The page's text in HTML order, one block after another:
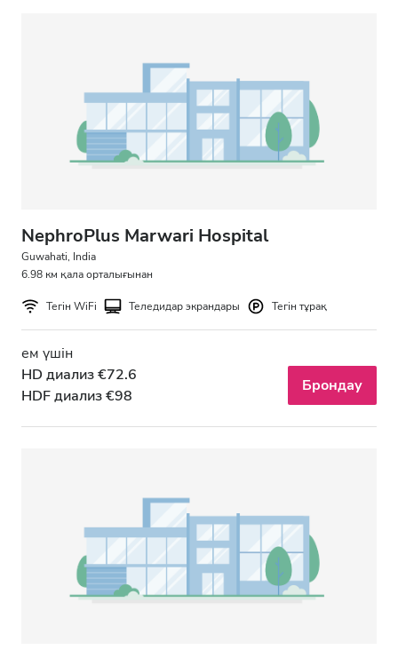
Жақсы
Өте жақсы
Тамаша
NephroPlus Marwari Hospital
Guwahati, India
6.98 км қала орталығынан
Тегін WiFi Теледидар экрандары Тегін тұрақ
ем үшін
HD диализ €72.6
HDF диализ €98
Брондау